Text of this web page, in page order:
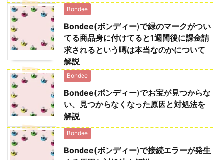
Bondee
Bondee(ボンディー)で緑のマークがつい
てる商品身に付けてると1週間後に課金請
求されるという噂は本当なのかについて
解説
Bondee
Bondee(ボンディー)でお宝が見つからな
い、見つからなくなった原因と対処法を
解説
Bondee
Bondee(ボンディー)で接続エラーが発生